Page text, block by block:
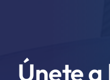
Únete a